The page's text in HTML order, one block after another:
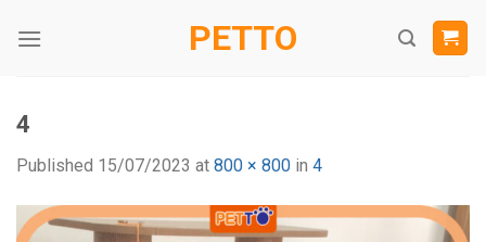
PETTO
4
Published 15/07/2023 at 800 × 800 in 4